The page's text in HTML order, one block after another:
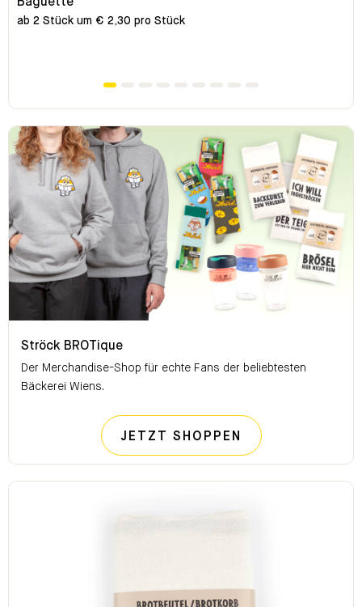
ab 2 Stück um € 2,30 pro Stück
Ströck BROTique
Der Merchandise-Shop für echte Fans der beliebtesten
Bäckerei Wiens.
JETZT SHOPPEN STRÖCK